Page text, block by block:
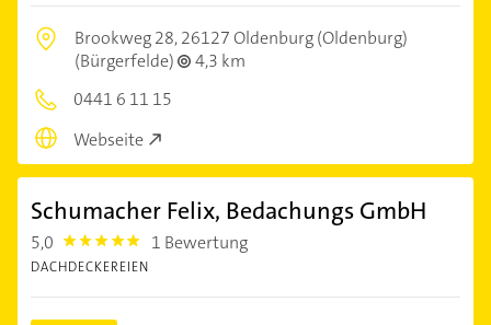
Brookweg 28,26127 Oldenburg (Oldenburg)
(Bürgerfelde)
4,3 km
0441 6 11 15
Webseite
Schumacher Felix, Bedachungs GmbH
5,0 5.0 1 Bewertung
DACHDECKEREIEN